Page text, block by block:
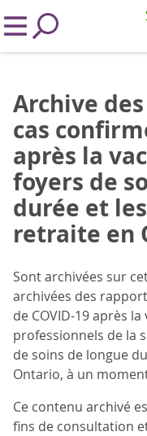
Archive
cas
après la
foyers de
durée et
retraite en
Sont archivées sur
archivées des
de COVID-19 après
professionnels de la
de soins de longue
Ontario, à un
Ce contenu archivé
fins de consultation